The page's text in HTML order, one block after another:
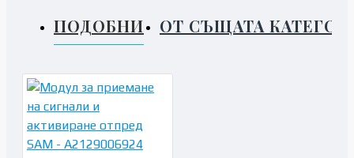
ПОДОБНИ ОТ СЪЩАТА